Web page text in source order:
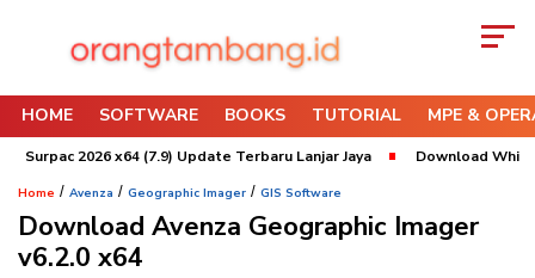
HOME SOFTWARE BOOKS TUTORIAL MPE &
2026 x64 (7.9) Update Terbaru Lanjar Jaya Download Whittle
Home / Avenza / Geographic Imager / GIS Software
Download Avenza Geographic Imager
v6.2.0 x64